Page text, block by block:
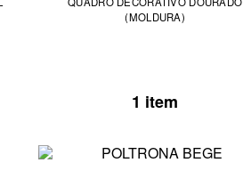
(MOLDURA)
1 item